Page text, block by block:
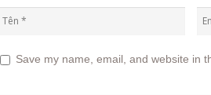
Save my name, email, and website in